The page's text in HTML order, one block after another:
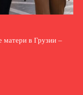
матери в Грузии –